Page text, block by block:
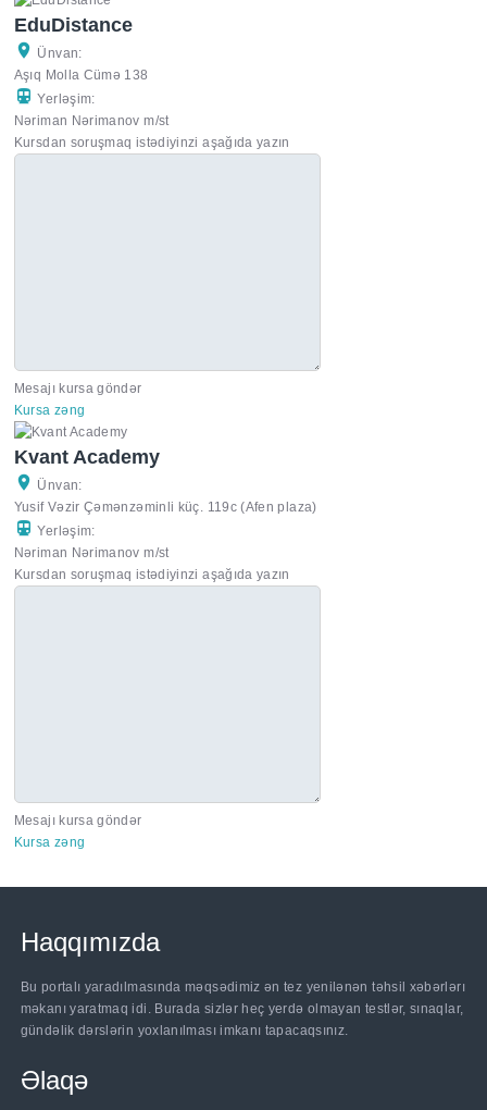
EduDistance
Ünvan:
Aşıq Molla Cümə 138
Yerləşim:
Nəriman Nərimanov m/st
Kursdan soruşmaq istədiyinzi aşağıda yazın
Mesajı kursa göndər
Kursa zəng
Kvant Academy
Ünvan:
Yusif Vəzir Çəmənzəminli küç. 119c (Afen plaza)
Yerləşim:
Nəriman Nərimanov m/st
Kursdan soruşmaq istədiyinzi aşağıda yazın
Mesajı kursa göndər
Kursa zəng
Haqqımızda
Bu portalı yaradılmasında məqsədimiz ən tez yenilənən təhsil xəbərlərı
məkanı yaratmaq idi. Burada sizlər heç yerdə olmayan testlər, sınaqlar,
gündəlik dərslərin yoxlanılması imkanı tapacaqsınız.
Əlaqə